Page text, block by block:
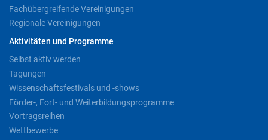
Fachübergreifende Vereinigungen
Regionale Vereinigungen
Aktivitäten und Programme
Selbst aktiv werden
Tagungen
Wissenschaftsfestivals und -shows
Förder-, Fort- und Weiterbildungsprogramme
Vortragsreihen
Wettbewerbe